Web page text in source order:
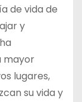
de vida de
y
mayor
lugares,
su vida y